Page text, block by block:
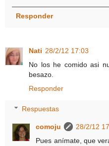
Responder
Nati 28/2/12 17:03
No los he comido asi
besazo.
Responder
Respuestas
comoju
28/2/12
Pues anímate, que